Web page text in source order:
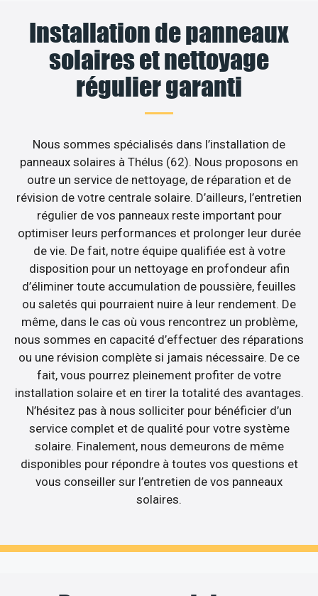
Installation de panneaux
solaires et nettoyage
régulier garanti
Nous sommes spécialisés dans l’installation de
panneaux solaires à Thélus (62). Nous proposons en
outre un service de nettoyage, de réparation et de
révision de votre centrale solaire. D’ailleurs, l’entretien
régulier de vos panneaux reste important pour
optimiser leurs performances et prolonger leur durée
de vie. De fait, notre équipe qualifiée est à votre
disposition pour un nettoyage en profondeur afin
d’éliminer toute accumulation de poussière, feuilles
ou saletés qui pourraient nuire à leur rendement. De
même, dans le cas où vous rencontrez un problème,
nous sommes en capacité d’effectuer des réparations
ou une révision complète si jamais nécessaire. De ce
fait, vous pourrez pleinement profiter de votre
installation solaire et en tirer la totalité des avantages.
N’hésitez pas à nous solliciter pour bénéficier d’un
service complet et de qualité pour votre système
solaire. Finalement, nous demeurons de même
disponibles pour répondre à toutes vos questions et
vous conseiller sur l’entretien de vos panneaux
solaires.